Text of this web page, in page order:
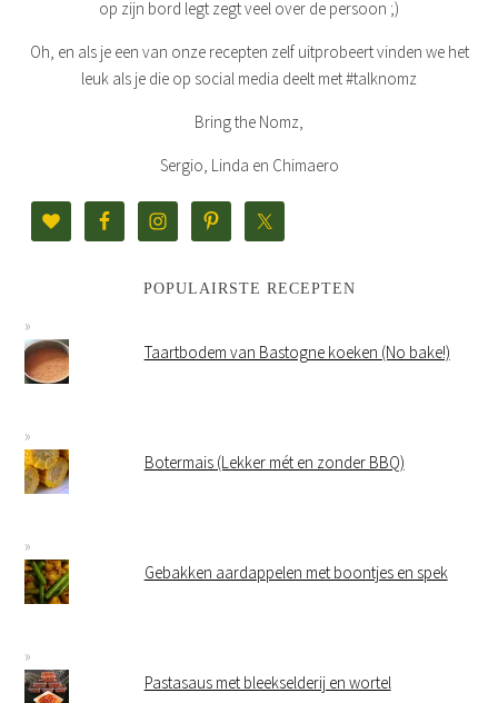
op zijn bord legt zegt veel over de persoon ;)
Oh, en als je een van onze recepten zelf uitprobeert vinden we het
leuk als je die op social media deelt met #talknomz
Bring the Nomz,
Sergio, Linda en Chimaero
POPULAIRSTE RECEPTEN
Taartbodem van Bastogne koeken (No bake!)
Botermais (Lekker mét en zonder BBQ)
Gebakken aardappelen met boontjes en spek
Pastasaus met bleekselderij en wortel